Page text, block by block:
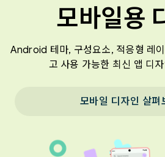
모바일용
Android 테마, 구성요소, 적응형 레
고 사용 가능한 최신 앱 디
모바일 디자인 살